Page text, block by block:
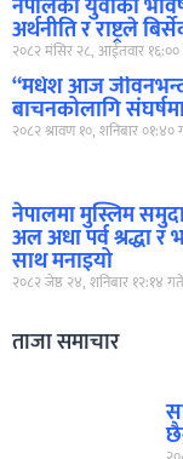
नेपालका युवाको
अर्थनीति र राष्ट्रले
२०८२ मंसिर २८, आईतवार
“मधेश आज
बाचनकोलागि
२०८२ श्रावण १०, शनिबार ०१:४०
नेपालमा मुस्लिम
अल अधा पर्व श्रद्धा र
साथ मनाइयो
२०८२ जेष्ठ २४, शनिबार १२:१४ गते
ताजा समाचार